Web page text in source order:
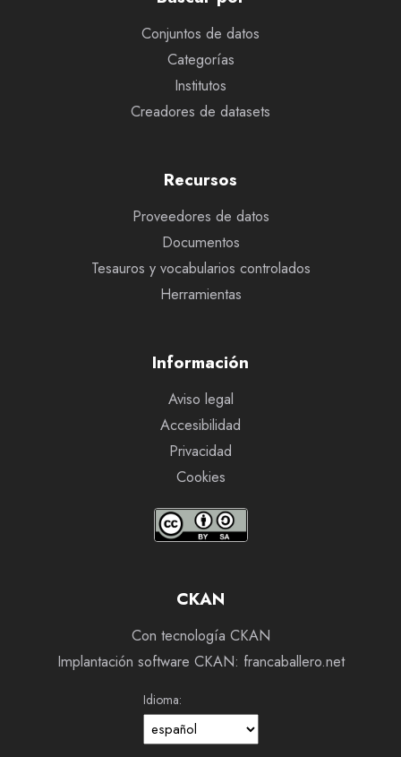
Conjuntos de datos
Categorías
Institutos
Creadores de datasets
Recursos
Proveedores de datos
Documentos
Tesauros y vocabularios controlados
Herramientas
Información
Aviso legal
Accesibilidad
Privacidad
Cookies
CKAN
Con tecnología CKAN
Implantación software CKAN: francaballero.net
Idioma